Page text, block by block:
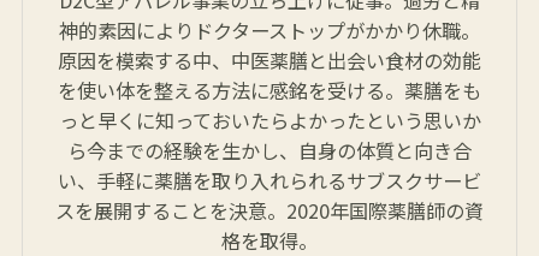
神的素因によりドクターストップがかかり休職。
原因を模索する中、中医薬膳と出会い食材の効能
を使い体を整える方法に感銘を受ける。薬膳をも
っと早くに知っておいたらよかったという思いか
ら今までの経験を生かし、自身の体質と向き合
い、手軽に薬膳を取り入れられるサブスクサービ
スを展開することを決意。2020年国際薬膳師の資
格を取得。